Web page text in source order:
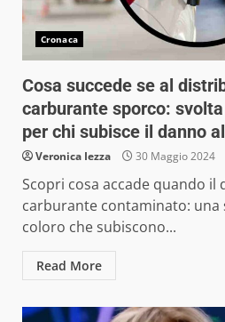
Cronaca
Cosa succede se al
carburante sporco:
per chi subisce il danno
Veronica Iezza 30 Maggio 2024
Scopri cosa accade quando
carburante contaminato: una
coloro che subiscono...
Read More